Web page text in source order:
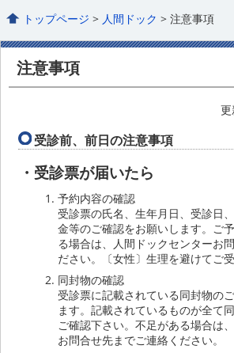
トップページ > 人間ドック > 注意事項
注意事項
受診前、前日の注意事項
受診票が届いたら
予約内容の確認
受診票の氏名、生年月日、受診日
金等のご確認をお願いします。ご
る場合は、人間ドックセンターお
ださい。〔女性〕生理を避けてご受
同封物の確認
受診票に記載されている同封物の
ます。記載されているものが全て
ご確認下さい。不足がある場合は
お問合せ先までご連絡ください。